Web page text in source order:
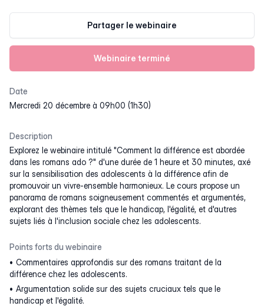
Partager le webinaire
Webinaire terminé
Date
mercredi 20 décembre à 09h00 (1h30)
Description
Explorez le webinaire intitulé "Comment la différence est abordée
dans les romans ado ?" d'une durée de 1 heure et 30 minutes, axé
sur la sensibilisation des adolescents à la différence afin de
promouvoir un vivre-ensemble harmonieux. Le cours propose un
panorama de romans soigneusement commentés et argumentés,
explorant des thèmes tels que le handicap, l'égalité, et d'autres
sujets liés à l'inclusion sociale chez les adolescents.
Points forts du webinaire
Commentaires approfondis sur des romans traitant de la
différence chez les adolescents.
Argumentation solide sur des sujets cruciaux tels que le
handicap et l'égalité.